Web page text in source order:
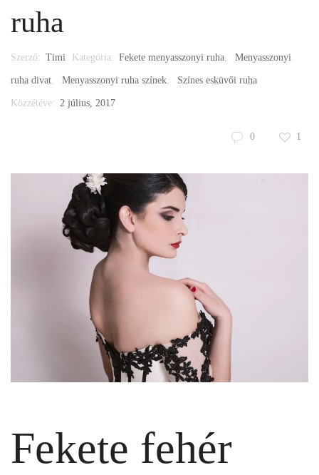
ruha
Szerző: Timi Kategória: Fekete menyasszonyi ruha, Menyasszonyi
ruha divat, Menyasszonyi ruha színek, Színes esküvői ruha
Közzétéve: 2 július, 2017
0 1
Fekete fehér